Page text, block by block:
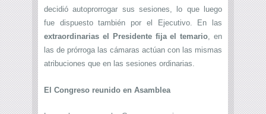
decidió autoprorrogar sus sesiones, lo que luego
fue dispuesto también por el Ejecutivo. En las
extraordinarias el Presidente fija el temario, en
las de prórroga las cámaras actúan con las mismas
atribuciones que en las sesiones ordinarias.
El Congreso reunido en Asamblea